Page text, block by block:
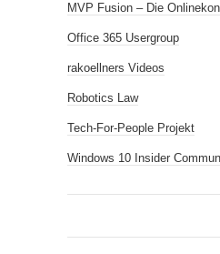
MVP Fusion – Die
Office 365 Usergroup
rakoellners Videos
Robotics Law
Tech-For-People Projekt
Windows 10 Insider